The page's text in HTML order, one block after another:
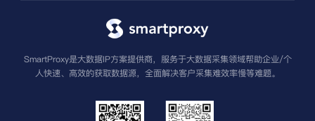
SmartProxy是大数据IP方案提供商，服务于大数据采集领域帮助企业/个
人快速、高效的获取数据源，全面解决客户采集难效率慢等难题。